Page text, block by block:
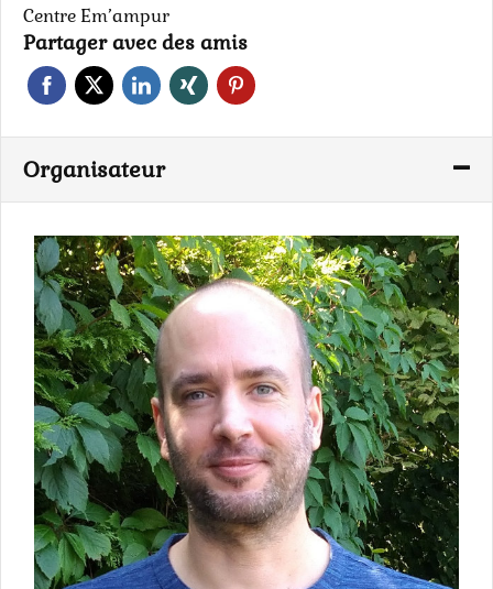
Centre Em’ampur
Partager avec des amis
Organisateur